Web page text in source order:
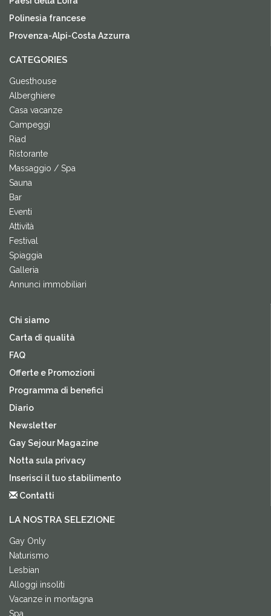
Polinesia francese
Provenza-Alpi-Costa Azzurra
CATEGORIES
Guesthouse
Alberghiere
Casa vacanze
Campeggi
Riad
Ristorante
Massaggio / Spa
Sauna
Bar
Eventi
Attività
Festival
Spiaggia
Galleria
Annunci immobiliari
Chi siamo
Carta di qualità
FAQ
Offerte e Promozioni
Programma di benefici
Diario
Newsletter
Gay Sejour Magazine
Notta sula privacy
Inserisci il tuo stabilimento
Contatti
LA NOSTRA SELEZIONE
Gay Only
Naturismo
Lesbian
Alloggi insoliti
Vacanze in montagna
Spa